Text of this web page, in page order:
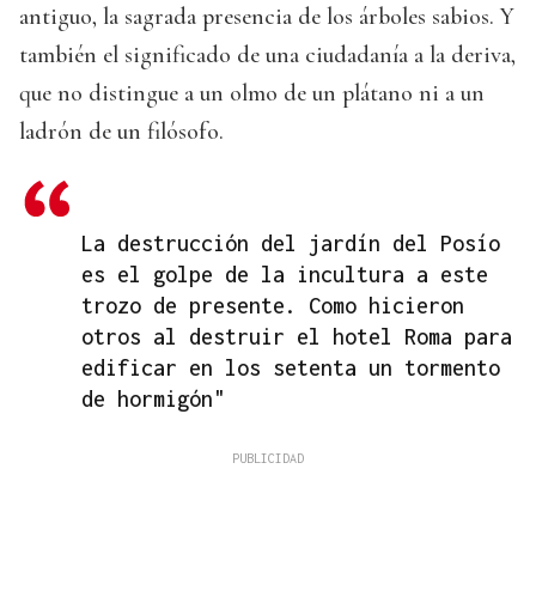
antiguo, la sagrada presencia de los árboles sabios. Y
también el significado de una ciudadanía a la deriva,
que no distingue a un olmo de un plátano ni a un
ladrón de un filósofo.
La destrucción del jardín del Posío
es el golpe de la incultura a este
trozo de presente. Como hicieron
otros al destruir el hotel Roma para
edificar en los setenta un tormento
de hormigón"